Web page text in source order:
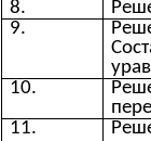
8.
9.
10.
11.